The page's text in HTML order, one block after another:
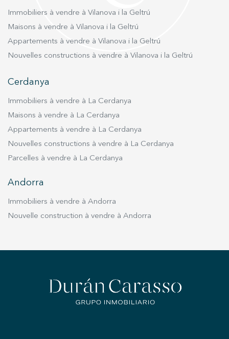
Immobiliers à vendre à Vilanova i la Geltrú
Maisons à vendre à Vilanova i la Geltrú
Appartements à vendre à Vilanova i la Geltrú
Nouvelles constructions à vendre à Vilanova i la Geltrú
Cerdanya
Immobiliers à vendre à La Cerdanya
Maisons à vendre à La Cerdanya
Appartements à vendre à La Cerdanya
Nouvelles constructions à vendre à La Cerdanya
Parcelles à vendre à La Cerdanya
Andorra
Immobiliers à vendre à Andorra
Nouvelle construction à vendre à Andorra